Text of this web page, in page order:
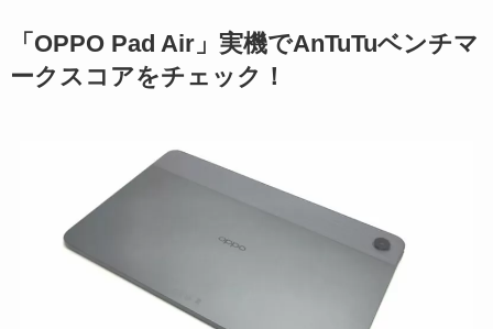
「OPPO Pad Air」実機でAnTuTuベンチマ
ークスコアをチェック！